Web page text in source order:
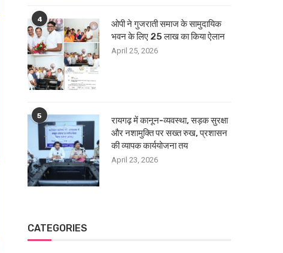
4
ओपी ने गुजराती समाज के सामुदायिक
भवन के लिए 25 लाख का किया ऐलान
April 25, 2026
5
रायगढ़ में कानून-व्यवस्था, सड़क सुरक्षा
और नशामुक्ति पर सख्त रुख, प्रशासन
की व्यापक कार्ययोजना तय
April 23, 2026
CATEGORIES